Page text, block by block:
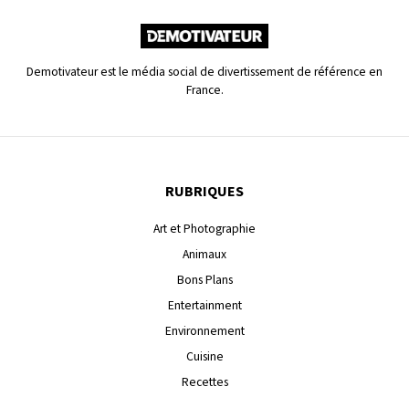
Demotivateur est le média social de divertissement de référence en
France.
RUBRIQUES
Art et Photographie
Animaux
Bons Plans
Entertainment
Environnement
Cuisine
Recettes